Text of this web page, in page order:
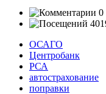
0
ОСАГО
Центробанк
РСА
автострахование
поправки